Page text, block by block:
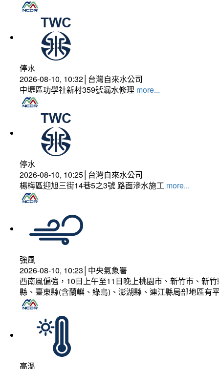
停水
2026-08-10, 10:32│台灣自來水公司
中壢區功學社新村359號漏水修理 more...
停水
2026-08-10, 10:25│台灣自來水公司
楊梅區迎旭三街14巷5之3號 路面滲水施工 more...
強風
2026-08-10, 10:23│中央氣象署
西南風偏強，10日上午至11日晚上桃園市、新竹市、新
縣、臺東縣(含蘭嶼、綠島)、澎湖縣、連江縣局部地區
高溫